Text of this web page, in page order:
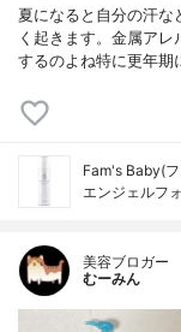
夏になると自分の汗な
く起きます。金属ア
するのよね特に更年期
Fam's Baby(
エンジェルフ
美容ブロガー
むーみん